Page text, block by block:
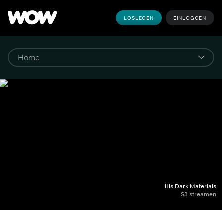
LOSLEGEN EINLOGGEN
His Dark Materials
S3 streamen